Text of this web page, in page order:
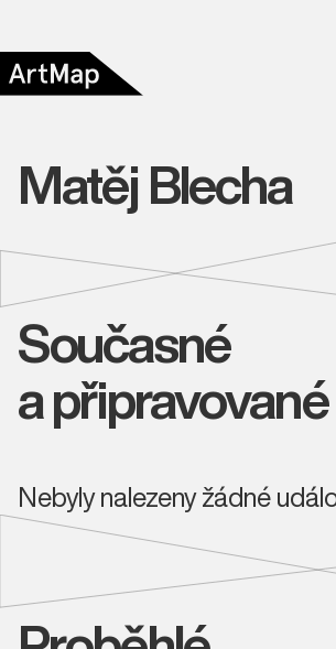
Matěj Blecha
Současné
a připravované
Nebyly nalezeny žádné